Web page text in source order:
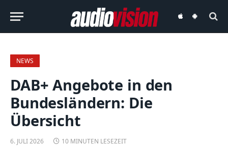
audiovisionaudiovision
NEWS
DAB+ Angebote in den
Bundesländern: Die
Übersicht
6. JULI 2026 10 MINUTEN LESEZEIT